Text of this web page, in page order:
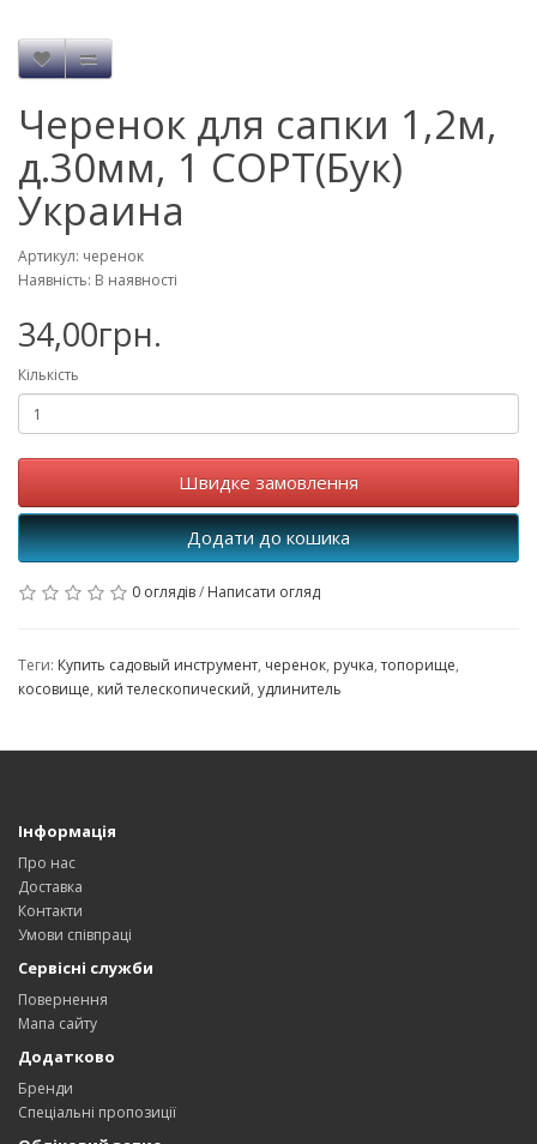
Черенок для сапки 1,2м,
д.30мм, 1 СОРТ(Бук)
Украина
Артикул: черенок
Наявність: В наявності
34,00грн.
Кількість
Швидке замовлення
Додати до кошика
0 оглядів/ Написати огляд
Теги: Купить садовый инструмент, черенок, ручка,топорище,
косовище, кий телескопический, удлинитель
Інформація
Про нас
Доставка
Контакти
Умови співпраці
Сервісні служби
Повернення
Мапа сайту
Додатково
Бренди
Спеціальні пропозиції